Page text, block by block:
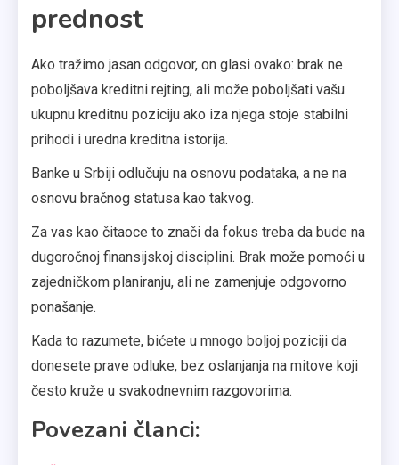
prednost
Ako tražimo jasan odgovor, on glasi ovako: brak ne
poboljšava kreditni rejting, ali može poboljšati vašu
ukupnu kreditnu poziciju ako iza njega stoje stabilni
prihodi i uredna kreditna istorija.
Banke u Srbiji odlučuju na osnovu podataka, a ne na
osnovu bračnog statusa kao takvog.
Za vas kao čitaoce to znači da fokus treba da bude na
dugoročnoj finansijskoj disciplini. Brak može pomoći u
zajedničkom planiranju, ali ne zamenjuje odgovorno
ponašanje.
Kada to razumete, bićete u mnogo boljoj poziciji da
donesete prave odluke, bez oslanjanja na mitove koji
često kruže u svakodnevnim razgovorima.
Povezani članci: